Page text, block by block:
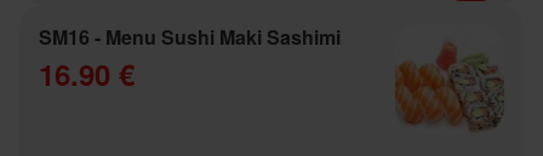
SM16 - Menu Sushi Maki Sashimi
16.90 €